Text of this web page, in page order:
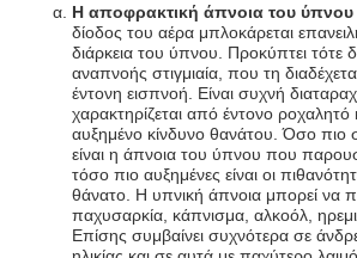
Η αποφρακτική άπνοια του ύπνου
δίοδος του αέρα μπλοκάρεται
διάρκεια του ύπνου. Προκύπτει τότε
αναπνοής στιγμιαία, που τη
έντονη εισπνοή. Είναι συχνή
χαρακτηρίζεται από έντονο ροχαλητό
αυξημένο κίνδυνο θανάτου. Όσο πιο
είναι η άπνοια του ύπνου που
τόσο πιο αυξημένες είναι οι
θάνατο. Η υπνική άπνοια μπορεί να
παχυσαρκία, κάπνισμα, αλκοόλ,
Επίσης συμβαίνει συχνότερα σε